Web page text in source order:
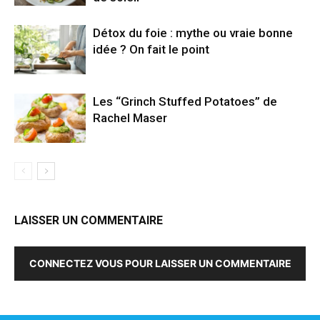
Détox du foie : mythe ou vraie bonne
idée ? On fait le point
Les “Grinch Stuffed Potatoes” de
Rachel Maser
LAISSER UN COMMENTAIRE
CONNECTEZ VOUS POUR LAISSER UN COMMENTAIRE